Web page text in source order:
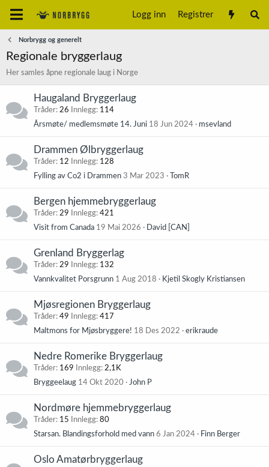
Logg inn Registrer
Norbrygg og generelt
Regionale bryggerlaug
Her samles åpne regionale laug i Norge
Haugaland Bryggerlaug
Tråder 26 Innlegg 114
Årsmøte/ medlemsmøte 14. Juni 18 Jun 2024 msevland
Drammen Ølbryggerlaug
Tråder 12 Innlegg 128
Fylling av Co2 i Drammen 3 Mar 2023 TomR
Bergen hjemmebryggerlaug
Tråder 29 Innlegg 421
Visit from Canada 19 Mai 2026 David [CAN]
Grenland Bryggerlag
Tråder 29 Innlegg 132
Vannkvalitet Porsgrunn 1 Aug 2018 Kjetil Skogly Kristiansen
Mjøsregionen Bryggerlaug
Tråder 49 Innlegg 417
Maltmons for Mjøsbryggere! 18 Des 2022 erikraude
Nedre Romerike Bryggerlaug
Tråder 169 Innlegg 2,1K
Bryggeelaug 14 Okt 2020 John P
Nordmøre hjemmebryggerlaug
Tråder 15 Innlegg 80
Starsan. Blandingsforhold med vann 6 Jan 2024 Finn Berger
Oslo Amatørbryggerlaug